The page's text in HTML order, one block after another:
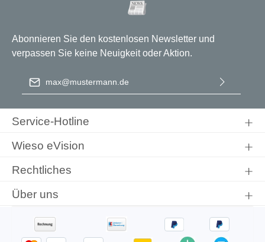
Abonnieren Sie den kostenlosen Newsletter und
verpassen Sie keine Neuigkeit oder Aktion.
E-Mail-Adresse*
einverstanden.
Service-Hotline
Wieso eVision
Rechtliches
Über uns